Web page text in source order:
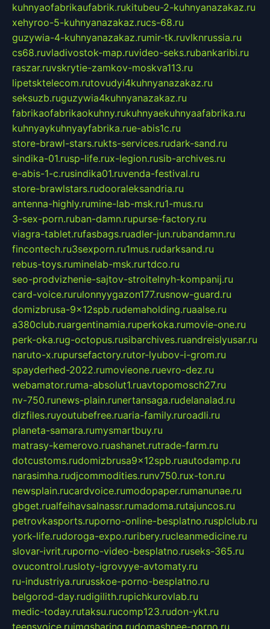
kuhnyaofabrikaufabrik.rukitubeu-2-kuhnyanazakaz.ru
xehyroo-5-kuhnyanazakaz.rucs-68.ru
guzywia-4-kuhnyanazakaz.rumir-tk.ruvlknrussia.ru
cs68.ruvladivostok-map.ruvideo-seks.rubankaribi.ru
raszar.ruvskrytie-zamkov-moskva113.ru
lipetsktelecom.rutovudyi4kuhnyanazakaz.ru
seksuzb.ruguzywia4kuhnyanazakaz.ru
fabrikaofabrikaokuhny.rukuhnyaekuhnyaafabrika.ru
kuhnyaykuhnyayfabrika.rue-abis1c.ru
store-brawl-stars.rukts-services.rudark-sand.ru
sindika-01.rusp-life.rux-legion.rusib-archives.ru
e-abis-1-c.rusindika01.ruvenda-festival.ru
store-brawlstars.rudooraleksandria.ru
antenna-highly.rumine-lab-msk.ru1-mus.ru
3-sex-porn.ruban-damn.rupurse-factory.ru
viagra-tablet.rufasbags.ruadler-jun.rubandamn.ru
fincontech.ru3sexporn.ru1mus.rudarksand.ru
rebus-toys.ruminelab-msk.rurtdco.ru
seo-prodvizhenie-sajtov-stroitelnyh-kompanij.ru
card-voice.rurulonnyygazon177.rusnow-guard.ru
domizbrusa-9x12spb.rudemaholding.ruaalse.ru
a380club.ruargentinamia.ruperkoka.rumovie-one.ru
perk-oka.rug-octopus.rusibarchives.ruandreislyusar.ru
naruto-x.rupursefactory.rutor-lyubov-i-grom.ru
spayderhed-2022.rumovieone.ruevro-dez.ru
webamator.ruma-absolut1.ruavtopomosch27.ru
nv-750.runews-plain.runertansaga.rudelanalad.ru
dizfiles.ruyoutubefree.ruaria-family.ruroadli.ru
planeta-samara.rumysmartbuy.ru
matrasy-kemerovo.ruashanet.rutrade-farm.ru
dotcustoms.rudomizbrusa9x12spb.ruautodamp.ru
narasimha.rudjcommodities.runv750.rux-ton.ru
newsplain.rucardvoice.rumodopaper.rumanunae.ru
gbget.rualfeihavsalnassr.rumadoma.rutajuncos.ru
petrovkasports.ruporno-online-besplatno.rusplclub.ru
york-life.rudoroga-expo.ruribery.rucleanmedicine.ru
slovar-ivrit.ruporno-video-besplatno.ruseks-365.ru
ovucontrol.rusloty-igrovyye-avtomaty.ru
ru-industriya.rurusskoe-porno-besplatno.ru
belgorod-day.rudigilith.rupichkurovlab.ru
medic-today.rutaksu.rucomp123.rudon-ykt.ru
teensvoice.ruimgsharing.rudomashnee-porno.ru